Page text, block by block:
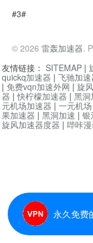
#3#
© 2026 雷轰加速器.
永久免费
友情链接： SITEMAP |
quickq加速器 | 飞驰加速
| 免费vqn加速外网 | 旋
器 |快柠檬加速器 | 黑洞
元机场加速器 | 一元机场
果加速器 | 黑洞加速 | 银
旋风加速器度器 | 哔咔